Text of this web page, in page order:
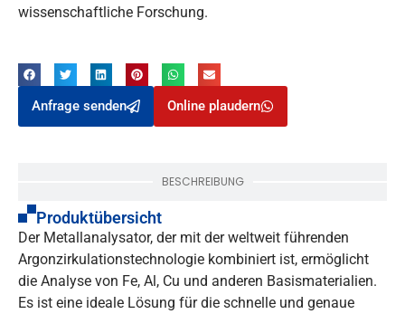
wissenschaftliche Forschung.
Anfrage senden Online plaudern
BESCHREIBUNG
Produktübersicht
Der Metallanalysator, der mit der weltweit führenden
Argonzirkulationstechnologie kombiniert ist, ermöglicht
die Analyse von Fe, Al, Cu und anderen Basismaterialien.
Es ist eine ideale Lösung für die schnelle und genaue